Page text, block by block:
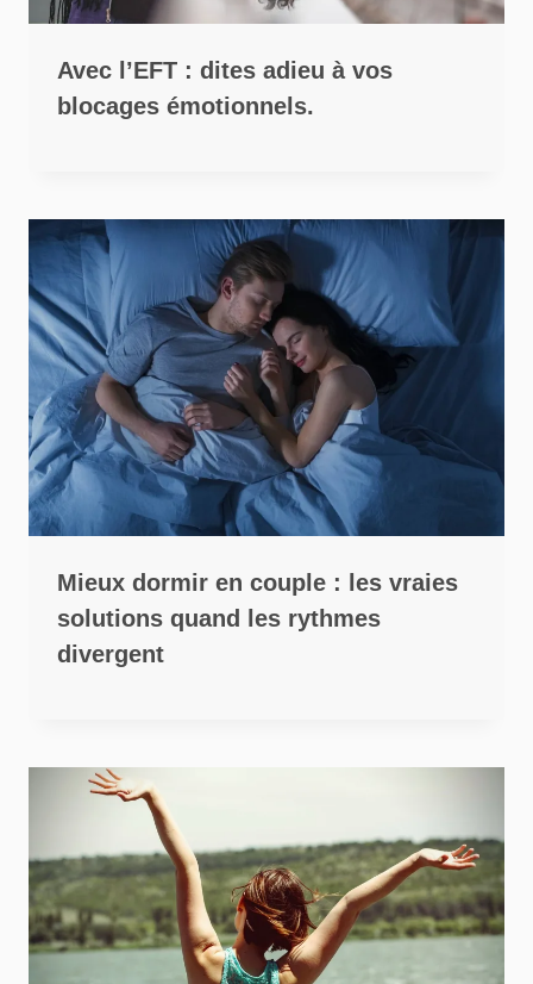
Avec l’EFT : dites adieu à vos
blocages émotionnels.
Mieux dormir en couple : les vraies
solutions quand les rythmes
divergent